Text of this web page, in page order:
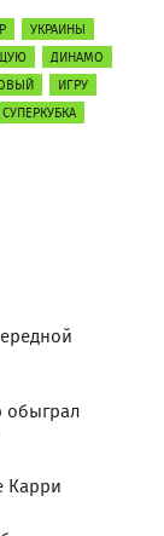
УКРАИНЫ
ДИНАМО
ИГРУ
СУПЕРКУБКА
обыграл
Карри